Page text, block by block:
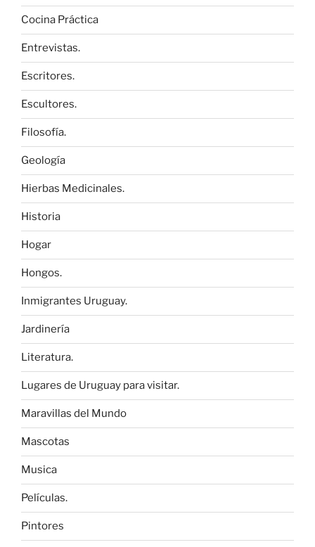
Cocina Práctica
Entrevistas.
Escritores.
Escultores.
Filosofía.
Geología
Hierbas Medicinales.
Historia
Hogar
Hongos.
Inmigrantes Uruguay.
Jardinería
Literatura.
Lugares de Uruguay para visitar.
Maravillas del Mundo
Mascotas
Musica
Películas.
Pintores